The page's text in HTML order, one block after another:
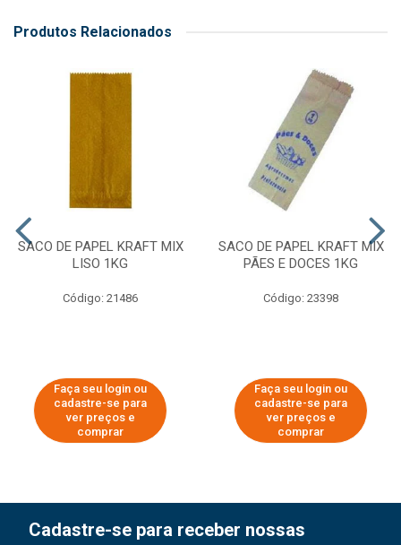
Produtos Relacionados
SACO DE PAPEL KRAFT MIX
LISO 1KG
Código: 21486
Faça seu login ou
cadastre-se para
ver preços e
comprar
SACO DE PAPEL KRAFT MIX
PÃES E DOCES 1KG
Código: 23398
Faça seu login ou
cadastre-se para
ver preços e
comprar
Cadastre-se para receber nossas